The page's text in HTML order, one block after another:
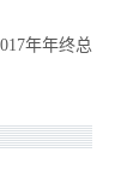
年年终总